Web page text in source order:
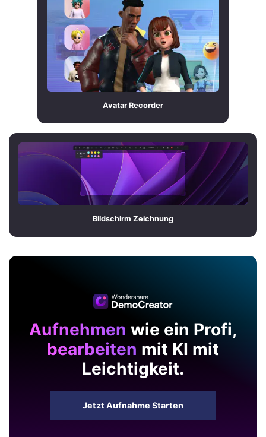
Avatar Recorder
Bildschirm Zeichnung
Aufnehmen wie ein Profi,
bearbeiten mit KI mit
Leichtigkeit.
Jetzt Aufnahme Starten